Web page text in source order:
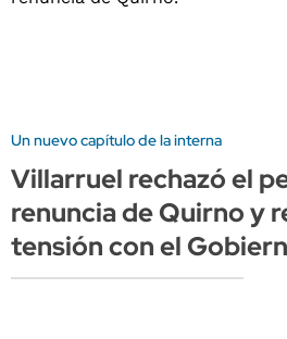
Un nuevo capítulo de la interna
Villarruel rechazó el
renuncia de Quirno y
tensión con el